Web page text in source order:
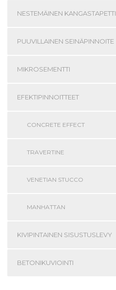
NESTEMÄINEN KANGASTAPETTI
PUUVILLAINEN SEINÄPINNOITE
MIKROSEMENTTI
EFEKTIPINNOITTEET
CONCRETE EFFECT
TRAVERTINE
VENETIAN STUCCO
MANHATTAN
KIVIPINTAINEN SISUSTUSLEVY
BETONIKUVIOINTI